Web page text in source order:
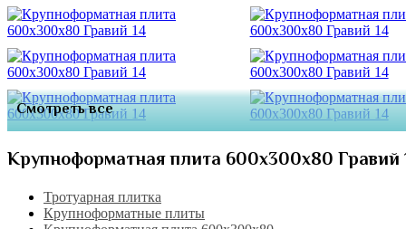
Смотреть все
Крупноформатная плита 600х300х80 Гравий
Тротуарная плитка
Крупноформатные плиты